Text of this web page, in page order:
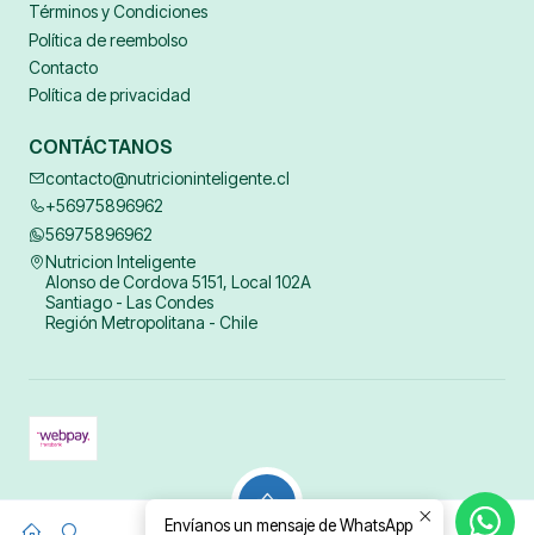
0
Términos y Condiciones
Política de reembolso
Contacto
Política de privacidad
CONTÁCTANOS
contacto@nutricioninteligente.cl
+56975896962
56975896962
Nutricion Inteligente
Alonso de Cordova 5151, Local 102A
Santiago - Las Condes
Región Metropolitana - Chile
Todos los derechos reservados.Desarrollado por Jumpseller .
Envíanos un mensaje de WhatsApp